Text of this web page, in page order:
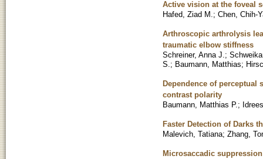
Active vision at the foveal
Hafed, Ziad M. ; Chen, Chih-
Arthroscopic arthrolysis
traumatic elbow stiffness
Schreiner, Anna J. ;
S. ; Baumann, Matthias;
Dependence of perceptual
contrast polarity
Baumann, Matthias P. ;
Faster Detection of Darks
Malevich, Tatiana; Zhang,
Microsaccadic